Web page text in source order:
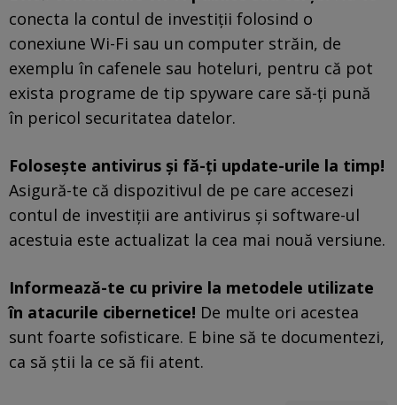
conecta la contul de investiții folosind o
conexiune Wi-Fi sau un computer străin, de
exemplu în cafenele sau hoteluri, pentru că pot
exista programe de tip spyware care să-ți pună
în pericol securitatea datelor.
Folosește antivirus și fă-ți update-urile la timp!
Asigură-te că dispozitivul de pe care accesezi
contul de investiții are antivirus și software-ul
acestuia este actualizat la cea mai nouă versiune.
Informează-te cu privire la metodele utilizate
în atacurile cibernetice! De multe ori acestea
sunt foarte sofisticare. E bine să te documentezi,
ca să știi la ce să fii atent.